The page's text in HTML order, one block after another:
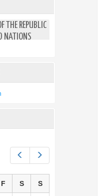
THE REPUBLIC
NATIONS
Next
F S S